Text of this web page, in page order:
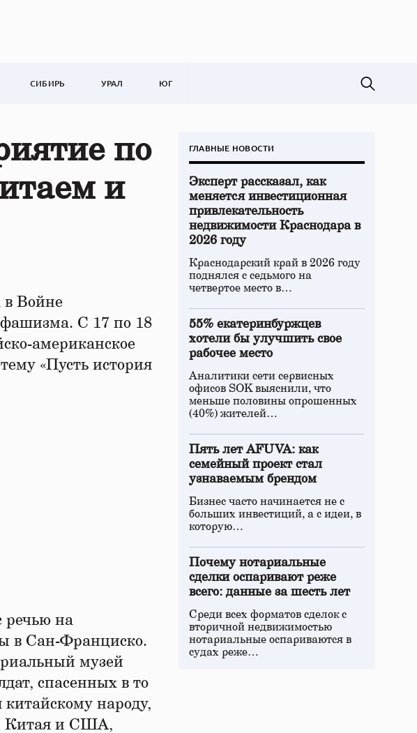
СИБИРЬ УРАЛ ЮГ
по
и
в Войне
С 17 по 18
американское
«Пусть история
речью на
в Сан-Франциско.
музей
спасенных в то
китайскому народу,
Китая и США,
ГЛАВНЫЕ НОВОСТИ
Эксперт рассказал, как
меняется инвестиционная
привлекательность
недвижимости Краснодара в
2026 году
Краснодарский край в 2026 году
поднялся с седьмого на
четвертое место в…
55% екатеринбуржцев
хотели бы улучшить свое
рабочее место
Аналитики сети сервисных
офисов SOK выяснили, что
меньше половины опрошенных
(40%) жителей…
Пять лет AFUVA: как
семейный проект стал
узнаваемым брендом
Бизнес часто начинается не с
больших инвестиций, а с идеи, в
которую…
Почему нотариальные
сделки оспаривают реже
всего: данные за шесть лет
Среди всех форматов сделок с
вторичной недвижимостью
нотариальные оспариваются в
судах реже…